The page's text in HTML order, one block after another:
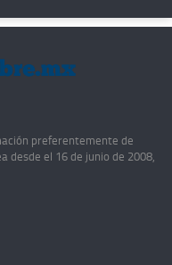
preferentemente de
desde el 16 de junio de 2008,